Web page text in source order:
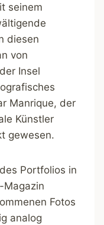
seinem
diesen
von
Insel
Manrique, der
Künstler
gewesen.
Portfolios in
Magazin
Fotos
analog